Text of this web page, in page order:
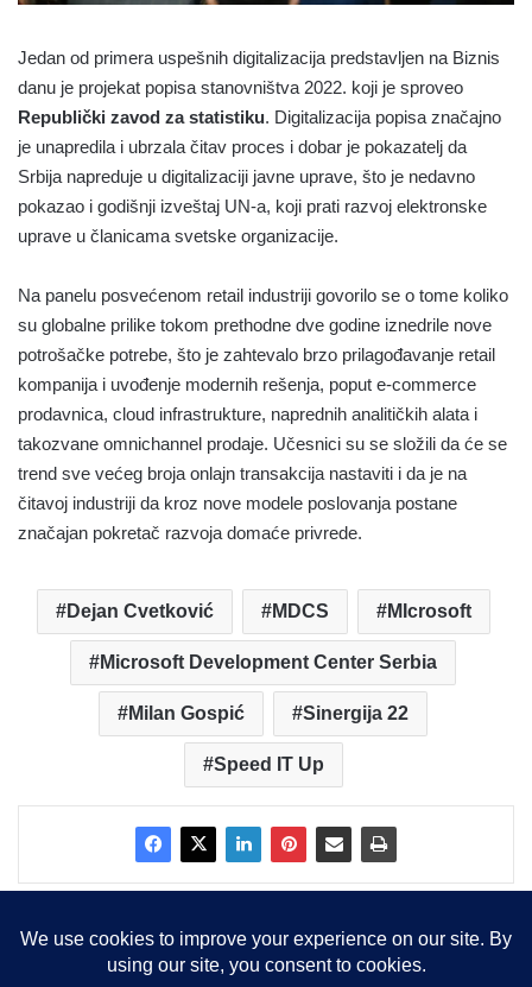
Jedan od primera uspešnih digitalizacija predstavljen na Biznis
danu je projekat popisa stanovništva 2022. koji je sproveo
Republički zavod za statistiku. Digitalizacija popisa značajno
je unapredila i ubrzala čitav proces i dobar je pokazatelj da
Srbija napreduje u digitalizaciji javne uprave, što je nedavno
pokazao i godišnji izveštaj UN-a, koji prati razvoj elektronske
uprave u članicama svetske organizacije.
Na panelu posvećenom retail industriji govorilo se o tome koliko
su globalne prilike tokom prethodne dve godine iznedrile nove
potrošačke potrebe, što je zahtevalo brzo prilagođavanje retail
kompanija i uvođenje modernih rešenja, poput e-commerce
prodavnica, cloud infrastrukture, naprednih analitičkih alata i
takozvane omnichannel prodaje. Učesnici su se složili da će se
trend sve većeg broja onlajn transakcija nastaviti i da je na
čitavoj industriji da kroz nove modele poslovanja postane
značajan pokretač razvoja domaće privrede.
Dejan Cvetković MDCS MIcrosoft
Microsoft Development Center Serbia
Milan Gospić Sinergija 22
Speed IT Up
Copyright © 2015-2025, Sva prava zadržana | LBS Team d.o.o.